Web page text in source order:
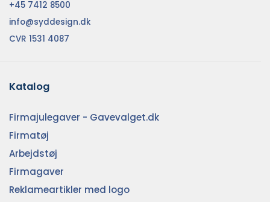
+45 7412 8500
info@syddesign.dk
CVR 1531 4087
Katalog
Firmajulegaver - Gavevalget.dk
Firmatøj
Arbejdstøj
Firmagaver
Reklameartikler med logo